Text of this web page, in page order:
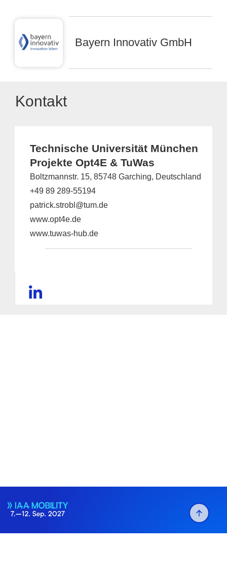
Bayern Innovativ GmbH
Kontakt
Technische Universität München
Projekte Opt4E & TuWas
Boltzmannstr. 15, 85748 Garching, Deutschland
+49 89 289-55194
patrick.strobl@tum.de
www.opt4e.de
www.tuwas-hub.de